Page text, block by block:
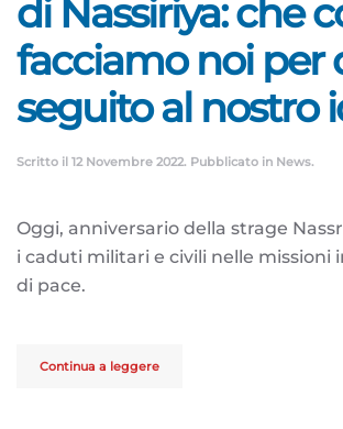
di Nassiriya: che
facciamo noi per
seguito al nostro
Scritto il 12 Novembre 2022. Pubblicato in News.
Oggi, anniversario della strage
i caduti militari e civili nelle missioni
di pace.
Continua a leggere